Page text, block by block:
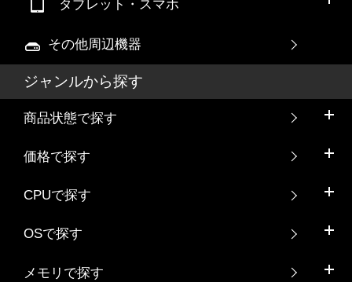
タブレット・スマホ
その他周辺機器
ジャンルから探す
商品状態で探す
価格で探す
CPUで探す
OSで探す
メモリで探す